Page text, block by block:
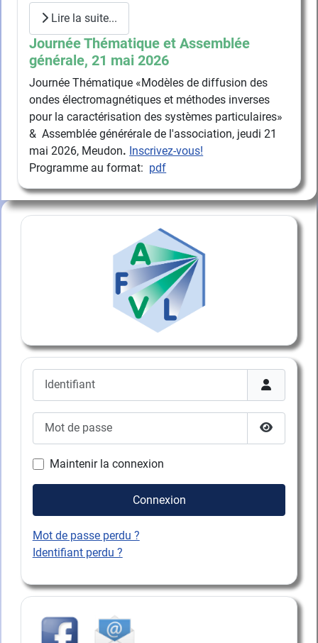
Afficher
Maintenir la connexion
Connexion
Mot de passe perdu ?
Identifiant perdu ?
Lire la suite...
Journée Thématique et Assemblée
générale, 21 mai 2026
Journée Thématique «Modèles de diffusion des
ondes électromagnétiques et méthodes inverses
pour la caractérisation des systèmes particulaires»
& Assemblée générérale de l'association, jeudi 21
mai 2026, Meudon. Inscrivez-vous!
Programme au format: pdf